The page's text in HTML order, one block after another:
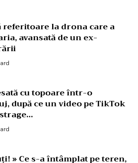
referitoare la drona care a
avansată de un ex-
cu topoare într-o
după ce un video pe TikTok
» Ce s-a întâmplat pe teren,